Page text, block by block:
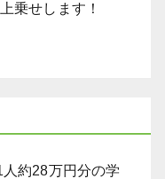
乗せします！
人約28万円分の学